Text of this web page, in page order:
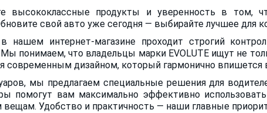
высококлассные продукты и уверенность в том,
свой авто уже сегодня — выбирайте лучшее для
нашем интернет-магазине проходит строгий
понимаем, что владельцы марки EVOLUTE ищут не
современным дизайном, который гармонично впишется
мы предлагаем специальные решения для
помогут вам максимально эффективно
Удобство и практичность — наши главные